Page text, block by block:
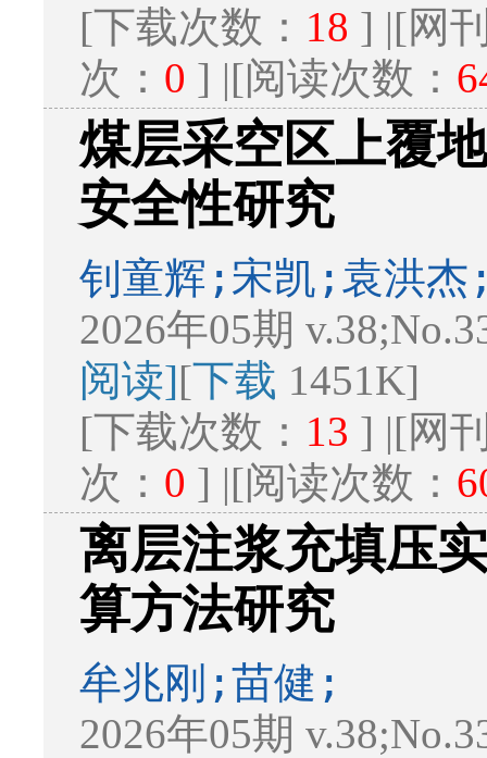
[下载次数： 18 ] |[网
次： 0 ] |[阅读次数：
煤层采空区上覆
安全性研究
钊童辉;宋凯;袁洪
2026年05期
阅读][下载 1451K]
[下载次数： 13 ] |[网
次： 0 ] |[阅读次数：
离层注浆充填压
算方法研究
牟兆刚;苗健;
2026年05期